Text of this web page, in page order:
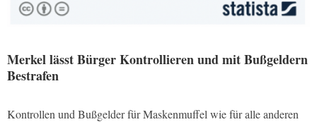
Merkel lässt Bürger Kontrollieren und mit Bußgeldern
Bestrafen
Kontrollen und Bußgelder für Maskenmuffel wie für alle anderen